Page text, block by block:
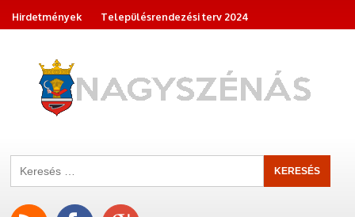
Hirdetmények
Településrendezési terv 2024